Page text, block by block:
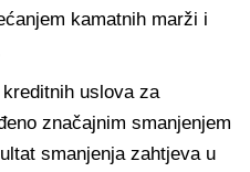
kamatnih marži i
uslova za
značajnim smanjenjem
smanjenja zahtjeva u